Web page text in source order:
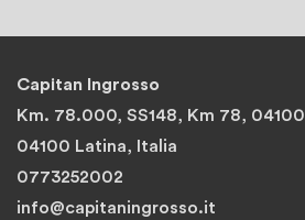
Capitan Ingrosso
Km. 78.000, SS148, Km 78, 04100
04100 Latina, Italia
0773252002
info@capitaningrosso.it